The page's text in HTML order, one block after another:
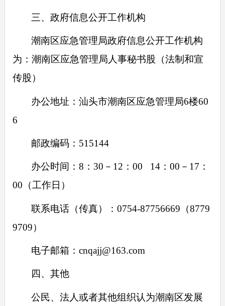
三、政府信息公开工作机构
潮南区应急管理局政府信息公开工作机构
为：潮南区应急管理局人事秘书股（法制和宣
传股）
办公地址：汕头市潮南区应急管理局6楼60
6
邮政编码：515144
办公时间：8：30－12：00 14：00－17：
00（工作日）
联系电话（传真）：0754-87756669（8779
9709）
电子邮箱：cnqajj@163.com
四、其他
公民、法人或者其他组织认为潮南区发展